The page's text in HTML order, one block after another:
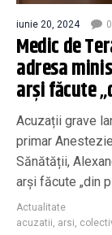
iunie 20, 2024
Medic de
adresa
arși făcute
Acuzații grave
primar
Sănătății,
arși făcute „din
Actualitate
acuzatii, arsi,